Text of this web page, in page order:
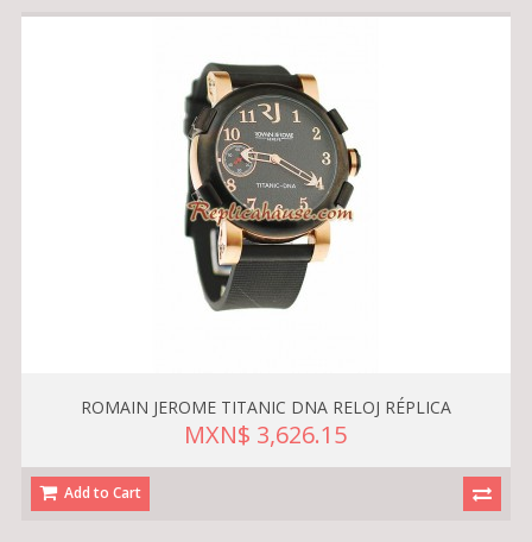
ROMAIN JEROME TITANIC DNA RELOJ RÉPLICA
MXN$ 3,626.15
Add to Cart